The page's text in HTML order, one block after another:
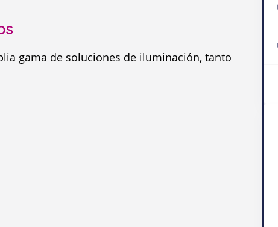
gama de soluciones de iluminación, tanto